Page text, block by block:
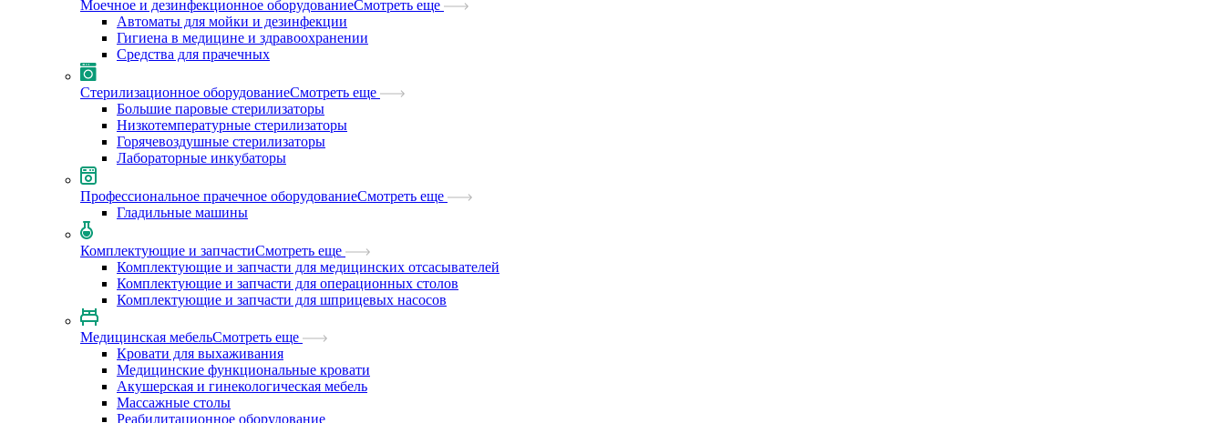
Моечное и дезинфекционное оборудованиеСмотреть еще
Автоматы для мойки и дезинфекции
Гигиена в медицине и здравоохранении
Средства для прачечных
Стерилизационное оборудованиеСмотреть еще
Большие паровые стерилизаторы
Низкотемпературные стерилизаторы
Горячевоздушные стерилизаторы
Лабораторные инкубаторы
Профессиональное прачечное оборудованиеСмотреть еще
Гладильные машины
Комплектующие и запчастиСмотреть еще
Комплектующие и запчасти для медицинских отсасывателей
Комплектующие и запчасти для операционных столов
Комплектующие и запчасти для шприцевых насосов
Медицинская мебельСмотреть еще
Кровати для выхаживания
Медицинские функциональные кровати
Акушерская и гинекологическая мебель
Массажные столы
Реабилитационное оборудование